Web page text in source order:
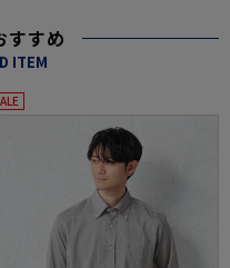
すすめ
ITEM